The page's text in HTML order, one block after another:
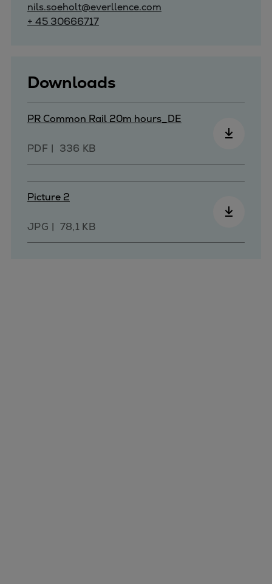
nils.soeholt@everllence.com
+ 45 30666717
Downloads
PR Common Rail 20m hours_DE
PDF 336 KB
Picture 2
JPG 78,1 KB